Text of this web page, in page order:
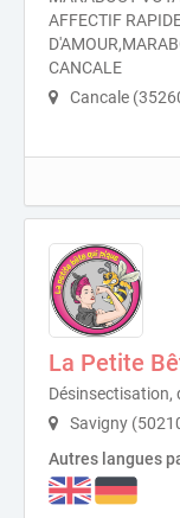
AFFECTIF
CANCALE
Cancale
La Petite
Savigny
Autres langues